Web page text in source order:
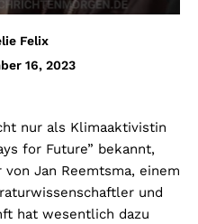
Felix
16, 2023
nur als Klimaaktivistin
for Future” bekannt,
Jan Reemtsma, einem
und
hat wesentlich dazu